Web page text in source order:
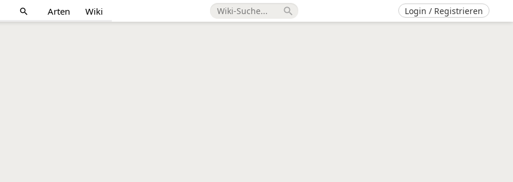
search Arten Wiki search Login / Registrieren